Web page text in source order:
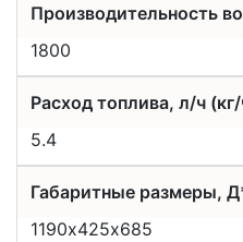
Производительность
1800
Расход топлива, л/ч
5.4
Габаритные
1190х425х685